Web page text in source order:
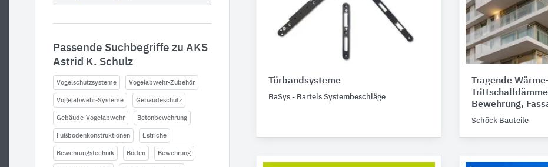
Passende Suchbegriffe zu AKS
Astrid K. Schulz
Vogelschutzsysteme Vogelabwehr-Zubehör
Vogelabwehr-Systeme Gebäudeschutz
Gebäude-Vogelabwehr Betonbewehrung
Fußbodenkonstruktionen Estriche
Bewehrungstechnik Böden Bewehrung
Türbandsysteme
BaSys - Bartels Systembeschläge
Tragende
Bewehrung,
Schöck Bauteile